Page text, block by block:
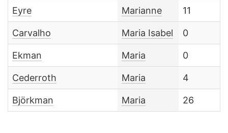
Eyre Marianne 11
Carvalho Maria Isabel 0
Ekman Maria 0
Cederroth Maria 4
Björkman Maria 26